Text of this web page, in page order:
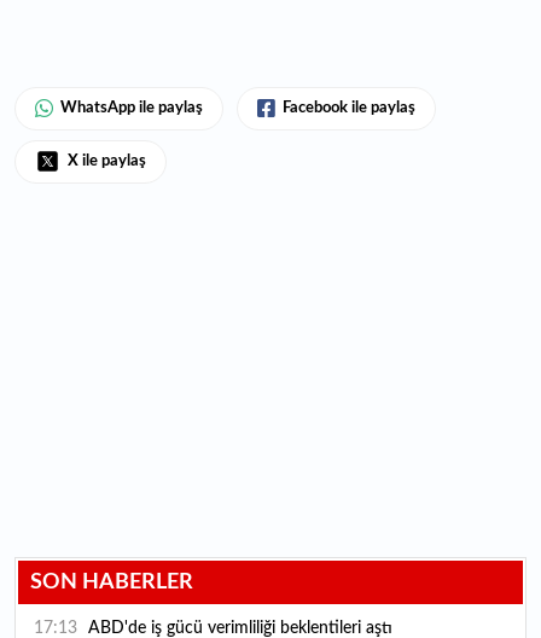
WhatsApp ile paylaş Facebook ile paylaş
X ile paylaş
SON HABERLER
17:13 ABD'de iş gücü verimliliği beklentileri aştı